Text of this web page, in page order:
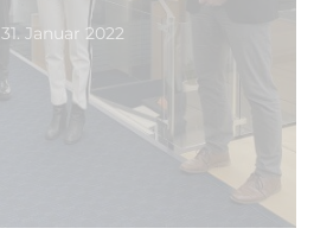
31. Januar 2022